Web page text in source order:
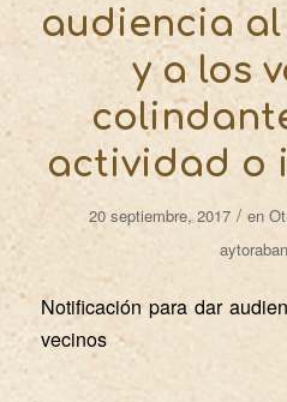
audiencia
y a los
actividad o
20 septiembre, 2017 / en
Notificación para dar
vecinos